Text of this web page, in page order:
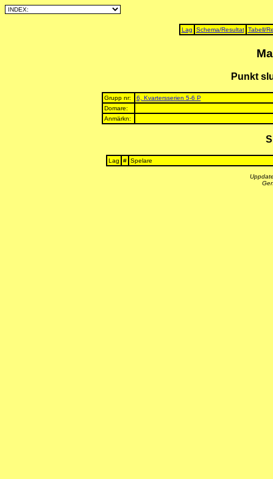
Lag Schema/Resultat Tabell/
Punkt
Grupp nr:
6, Kvartersserien 5-6 P
Domare:
Anmärkn:
Lag # Spelare